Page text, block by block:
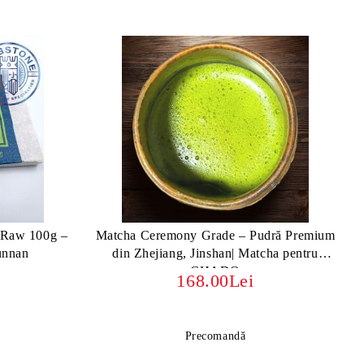
100g –
Matcha Ceremony Grade – Pudră Premium
din Zhejiang, Jinshan| Matcha pentru
CHADO
168.00Lei
Precomandă